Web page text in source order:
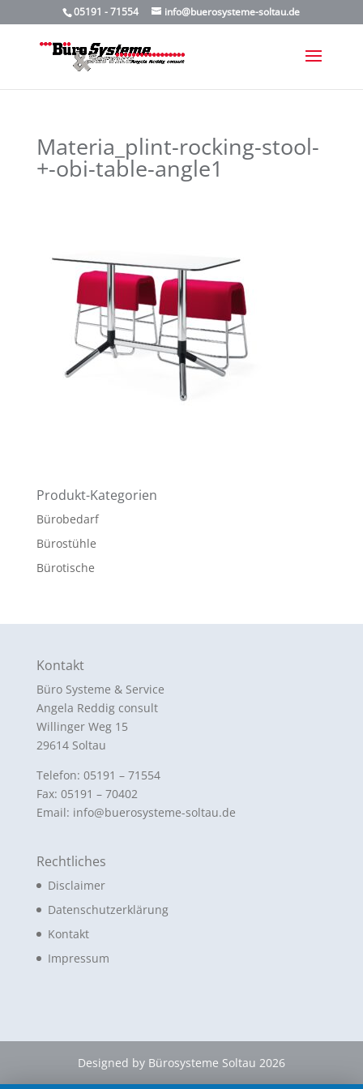
05191 - 71554 info@buerosysteme-soltau.de
Materia_plint-rocking-stool-
+-obi-table-angle1
Produkt-Kategorien
Bürobedarf
Bürostühle
Bürotische
Kontakt
Büro Systeme & Service
Angela Reddig consult
Willinger Weg 15
29614 Soltau
Telefon: 05191 – 71554
Fax: 05191 – 70402
Email: info@buerosysteme-soltau.de
Rechtliches
Disclaimer
Datenschutzerklärung
Kontakt
Impressum
Designed by Bürosysteme Soltau 2026